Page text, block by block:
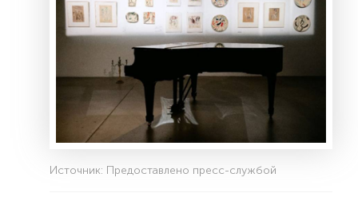
Источник: Предоставлено пресс-службой